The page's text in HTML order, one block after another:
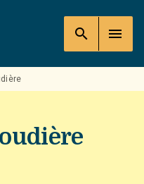
search menu